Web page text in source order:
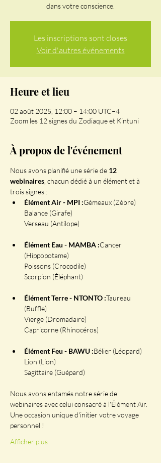
dans votre conscience.
Les inscriptions sont closes
Voir d'autres événements
Heure et lieu
02 août 2025, 12:00 – 14:00 UTC−4
Zoom les 12 signes du Zodiaque et Kintuni
À propos de l'événement
Nous avons planifié une série de 12
webinaires , chacun dédié à un élément et à
trois signes :
Élément Air - MPI :Gémeaux (Zèbre)
Balance (Girafe)
Élément Eau - MAMBA :Cancer
(Hippopotame)
Poissons (Crocodile)
Élément Terre - NTONTO :Taureau
(Buffle)
Vierge (Dromadaire)
Élément Feu - BAWU :Bélier (Léopard)
Lion (Lion)
Nous avons entamés notre série de
webinaires avec celui consacré à l'Élément Air.
Une occasion unique d'initier votre voyage
personnel !
Afficher plus